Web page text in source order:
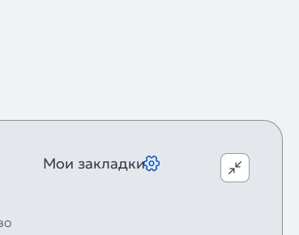
Мои закладки